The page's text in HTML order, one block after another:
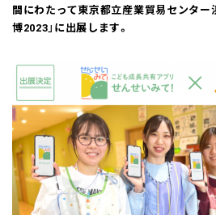
間にわたって東京都立産業貿易センター
博2023」に出展します。